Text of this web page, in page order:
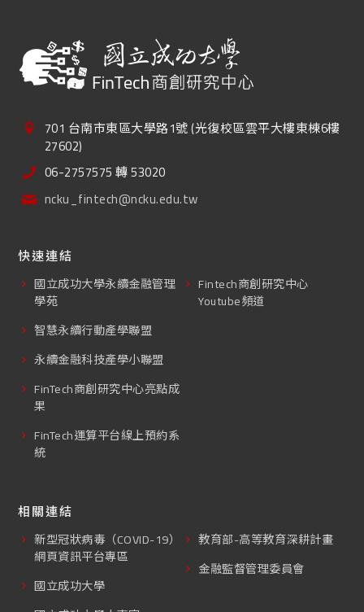
701 台南市東區大學路1號 (光復校區雲平大樓東棟6樓
27602)
06-2757575 轉 53020
ncku_fintech@ncku.edu.tw
快速連結
國立成功大學永續金融管理
學苑
智慧永續行動產學聯盟
永續金融科技產學小聯盟
FinTech商創研究中心亮點成
果
FinTech運算平台線上預約系
統
Fintech商創研究中心
Youtube頻道
相關連結
新型冠狀病毒（COVID-19）
網頁資訊平台專區
國立成功大學
教育部-高等教育深耕計畫
金融監督管理委員會